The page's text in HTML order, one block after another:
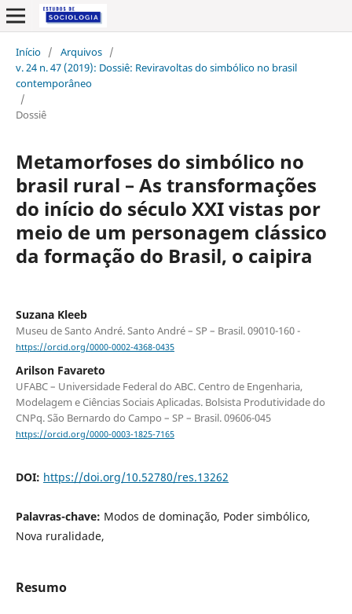
Início / Arquivos /
v. 24 n. 47 (2019): Dossiê: Reviravoltas do simbólico no brasil
contemporâneo
/
Dossiê
Metamorfoses do simbólico no
brasil rural – As transformações
do início do século XXI vistas por
meio de um personagem clássico
da formação do Brasil, o caipira
Suzana Kleeb
Museu de Santo André. Santo André – SP – Brasil. 09010-160 -
https://orcid.org/0000-0002-4368-0435
Arilson Favareto
UFABC – Universidade Federal do ABC. Centro de Engenharia,
Modelagem e Ciências Sociais Aplicadas. Bolsista Produtividade do
CNPq. São Bernardo do Campo – SP – Brasil. 09606-045
https://orcid.org/0000-0003-1825-7165
DOI: https://doi.org/10.52780/res.13262
Palavras-chave: Modos de dominação, Poder simbólico,
Nova ruralidade,
Resumo